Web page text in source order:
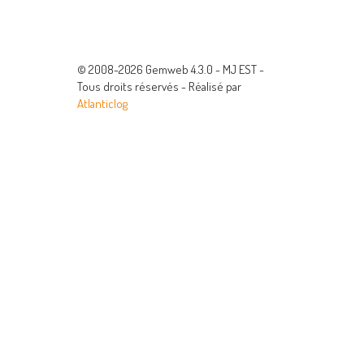
© 2008-2026 Gemweb 4.3.0 - MJ EST -
Tous droits réservés - Réalisé par
Atlanticlog